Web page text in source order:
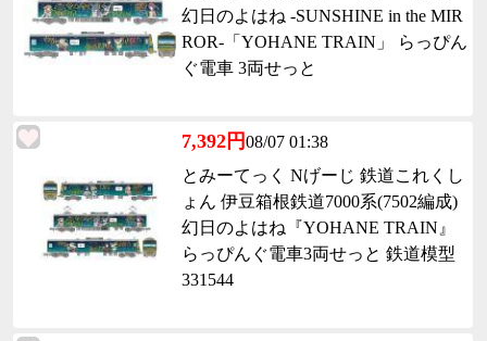
幻日のよはね -SUNSHINE in the MIR
ROR-「YOHANE TRAIN」 らっぴん
ぐ電車 3両せっと
7,392円08/07 01:38
とみーてっく Nげーじ 鉄道これくし
ょん 伊豆箱根鉄道7000系(7502編成)
幻日のよはね『YOHANE TRAIN』
らっぴんぐ電車3両せっと 鉄道模型
331544